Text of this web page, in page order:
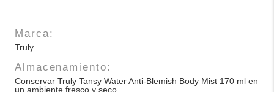
Blemish
Body
Mist
170
Marca:
Truly
Almacenamiento:
Conservar Truly Tansy Water Anti-Blemish Body Mist 170 ml en
un ambiente fresco y seco.